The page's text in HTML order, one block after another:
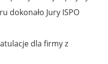
dokonało Jury ISPO
dla firmy z